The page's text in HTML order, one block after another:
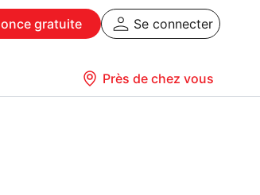
gratuite Se connecter
Près de chez vous